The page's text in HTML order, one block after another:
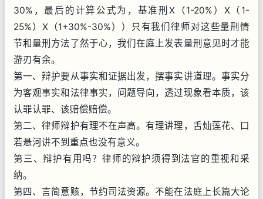
30%，最后的计算公式为，基准刑X（1-20%）X（1-
25%）X（1+30%-30%））只有我们律师对这些量刑情
节和量刑方法了然于心，我们在庭上发表量刑意见时才能
游刃有余。
第一、辩护要从事实和证据出发，摆事实讲道理。事实分
为客观事实和法律事实，问题导向，透过现象看本质，该
认罪认罪、该赔偿赔偿。
第二、律师辩护有理不在声高。有理讲理，舌灿莲花、口
若悬河讲不到重点也没有意义。
第三、辩护有用吗？律师的辩护须得到法官的重视和采
纳。
第四、言简意赅，节约司法资源。不能在法庭上长篇大论